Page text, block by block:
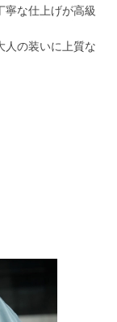
寧な仕上げが高級
人の装いに上質な